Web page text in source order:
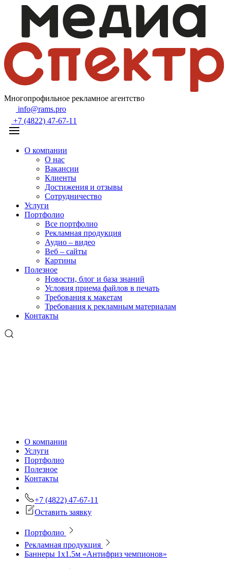
Многопрофильное рекламное агентство
info@rams.pro
+7 (4822) 47-67-11
О компании
О нас
Вакансии
Клиенты
Достижения и отзывы
Сотрудничество
Услуги
Портфолио
Все портфолио
Рекламная продукция
Аудио – видео
Веб – сайты
Картины
Полезное
Новости, блог и база знаний
Условия приема файлов в печать
Требования к макетам
Требования к рекламным материалам
Контакты
О компании
Услуги
Портфолио
Полезное
Контакты
+7 (4822) 47-67-11
Оставить заявку
Портфолио
Рекламная продукция
Баннеры 1х1.5м «Антифриз чемпионов»